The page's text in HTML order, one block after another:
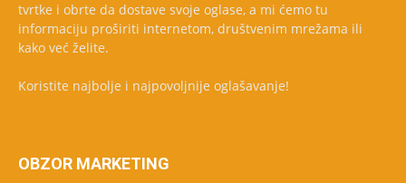
tvrtke i obrte da dostave svoje oglase, a mi ćemo tu
informaciju proširiti internetom, društvenim mrežama ili
kako već želite.
Koristite najbolje i najpovoljnije oglašavanje!
OBZOR MARKETING